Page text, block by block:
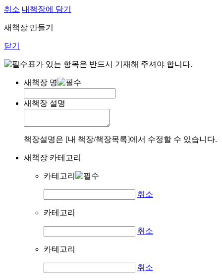
취소 내책장에 담기
새책장 만들기
닫기
표가 있는 항목은 반드시 기재해 주셔야 합니다.
새책장 명
새책장 설명
책장설명은 [내 책장/책장목록]에서 수정할 수 있습니다.
새책장 카테고리
카테고리
취소
카테고리
취소
카테고리
취소